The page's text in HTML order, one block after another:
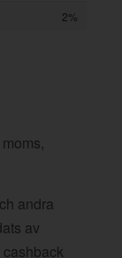
2%
andra
av